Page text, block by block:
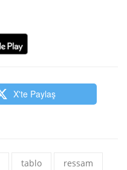
X'te Paylaş
tablo ressam